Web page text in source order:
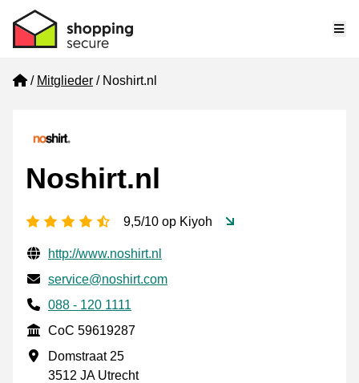
Home
Mitglieder Noshirt.nl
Noshirt.nl
[_General:NumberOfStarsPluralFormat]
9,5/10 op Kiyoh
Geprüfte Kontaktinformationen
Website URL
http://www.noshirt.nl
E-mail
service@noshirt.com
Phone number
088 - 120 1111
CoC
CoC 59619287
Geschäftsadresse
Domstraat 25
3512 JA Utrecht